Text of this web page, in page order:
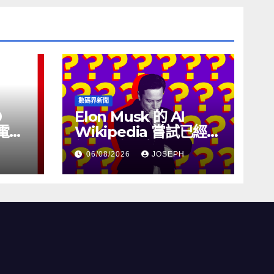
線
數碼界新聞
Elon Musk 的 AI
Wikipedia 嘗試已經幾
個月沒有更新了
06/08/2026 JOSEPH